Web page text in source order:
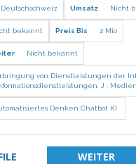
Deutschschweiz Umsatz Nicht
bekannt Preis Bis 2 Mio
Nicht bekannt
von Dienstleistungen der
J : Medien
Denken Chatbot KI
WEITER